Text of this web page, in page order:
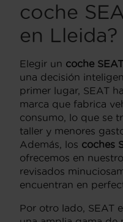
coche
en Lleida?
Elegir un coche
una decisión
primer lugar, SEAT
marca que fabrica
consumo, lo que se
taller y menores
Además, los coches
ofrecemos en
revisados
encuentran en
Por otro lado, SEAT